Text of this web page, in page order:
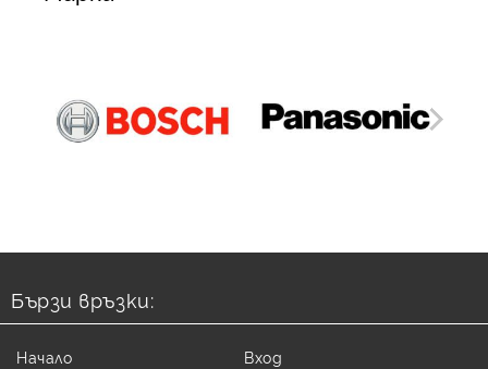
Бързи връзки:
Начало Вход